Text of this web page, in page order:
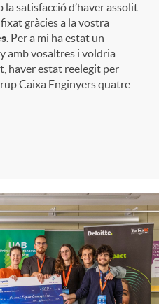
la satisfacció d’haver assolit
gràcies a la vostra
. Per a mi ha estat un
amb vosaltres i voldria
haver estat reelegit per
Caixa Enginyers quatre